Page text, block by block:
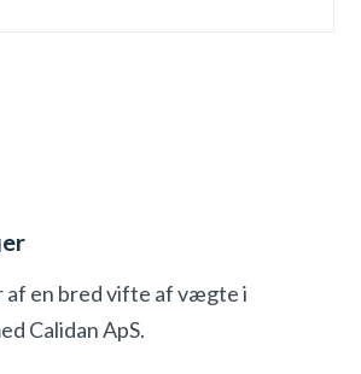
en bred vifte af vægte i
Calidan ApS.